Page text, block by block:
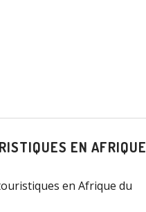
EN AFRIQUE
en Afrique du